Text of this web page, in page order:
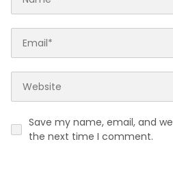
Save my name, email, and
the next time I comment.